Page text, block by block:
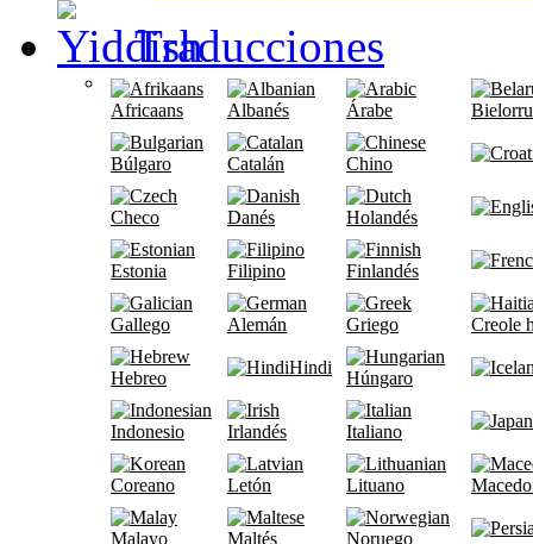
Traducciones
Africaans Albanés Árabe
Búlgaro Catalán Chino
Checo Danés Holandés
Estonia Filipino Finlandés
Gallego Alemán Griego Creole
Hebreo
Hindi
Húngaro
Indonesio Irlandés Italiano
Coreano Letón Lituano
Malayo Maltés Noruego